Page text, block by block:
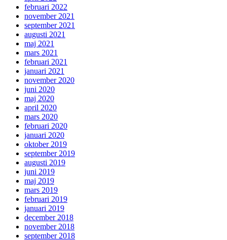
februari 2022
november 2021
september 2021
augusti 2021
maj 2021
mars 2021
februari 2021
januari 2021
november 2020
juni 2020
maj 2020
april 2020
mars 2020
februari 2020
januari 2020
oktober 2019
september 2019
augusti 2019
juni 2019
maj 2019
mars 2019
februari 2019
januari 2019
december 2018
november 2018
september 2018